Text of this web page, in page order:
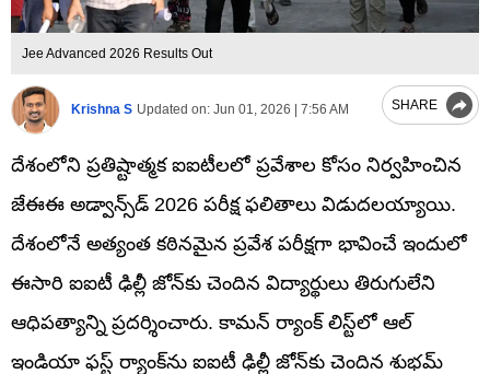
Jee Advanced 2026 Results Out
Krishna S Updated on: Jun 01, 2026 | 7:56 AM SHARE
దేశంలోని ప్రతిష్టాత్మక ఐఐటీలలో ప్రవేశాల కోసం నిర్వహించిన
జేఈఈ అడ్వాన్స్‌డ్ 2026 పరీక్ష ఫలితాలు విడుదలయ్యాయి.
దేశంలోనే అత్యంత కఠినమైన ప్రవేశ పరీక్షగా భావించే ఇందులో
ఈసారి ఐఐటీ ఢిల్లీ జోన్‌కు చెందిన విద్యార్థులు తిరుగులేని
ఆధిపత్యాన్ని ప్రదర్శించారు. కామన్ ర్యాంక్ లిస్ట్‌లో ఆల్
ఇండియా ఫస్ట్ ర్యాంక్‌ను ఐఐటీ ఢిల్లీ జోన్‌కు చెందిన శుభమ్